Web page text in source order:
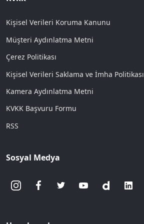
Kişisel Verileri Koruma Kanunu
Müşteri Aydınlatma Metni
Çerez Politikası
Kişisel Verileri Saklama ve İmha Politikası
Kamera Aydınlatma Metni
KVKK Başvuru Formu
RSS
Sosyal Medya